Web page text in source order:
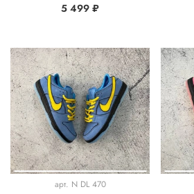
5 499 ₽
арт. N DL 470